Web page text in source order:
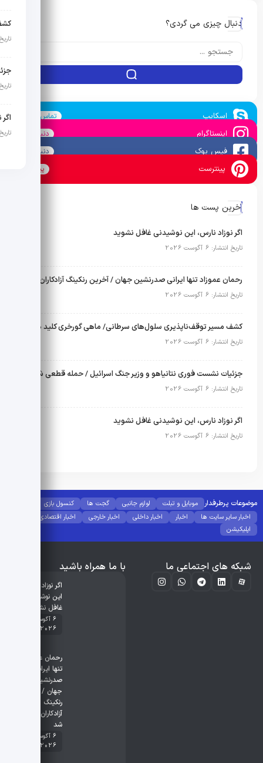
تاریخ
تاریخ
تاریخ
دنبال چیزی می گردی؟
اسکایپ تماس بگیرید
اینستاگرام دنبال کنید
فیس بوک دنبال کنید
پینترست پین کنید
آخرین پست ها
اگر نوزاد نارس، این نوشیدنی غافل نشوید
تاریخ انتشار: 6 آگوست 2026
تاریخ انتشار: 6 آگوست 2026
تاریخ انتشار: 6 آگوست 2026
جزئیات نشست فوری نتانیاهو و وزیر جنگ اسرائیل / حمله قطعی شد؟
تاریخ انتشار: 6 آگوست 2026
اگر نوزاد نارس، این نوشیدنی غافل نشوید
تاریخ انتشار: 6 آگوست 2026
موضوعات پرطرفدار موبایل و تبلت لوازم جانبی گجت ها
کنسول بازی
اخبار سایر سایت ها
اخبار اخبار داخلی اخبار خارجی
اخبار اقتصادی
اپلیکیشن
شبکه های اجتماعی ما با ما همراه باشید
اگر نوزاد نارس،
این نوشیدنی
غافل نشوید
6 آگوست
2026
رحمان عموزاد
تنها ایرانی
صدرنشین
جهان / آخرین
رنکینگ
آزادکاران اعلام
شد
6 آگوست
2026